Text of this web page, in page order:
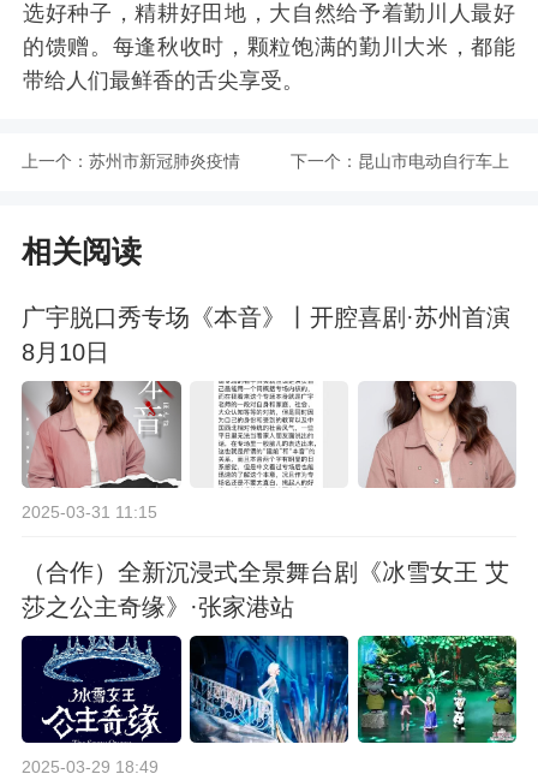
选好种子，精耕好田地，大自然给予着勤川人最好
的馈赠。每逢秋收时，颗粒饱满的勤川大米，都能
带给人们最鲜香的舌尖享受。
上一个： 苏州市新冠肺炎疫情 下一个： 昆山市电动自行车上
相关阅读
广宇脱口秀专场《本音》丨开腔喜剧·苏州首演
8月10日
2025-03-31 11:15
（合作）全新沉浸式全景舞台剧《冰雪女王 艾
莎之公主奇缘》·张家港站
2025-03-29 18:49